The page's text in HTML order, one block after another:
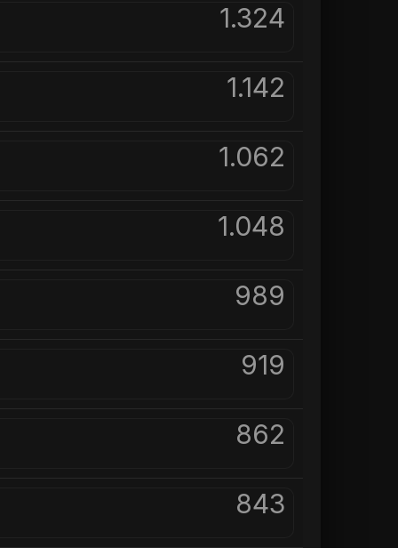
1.324
1.142
1.062
1.048
989
919
862
843
ShelliRoll (Sabato alle